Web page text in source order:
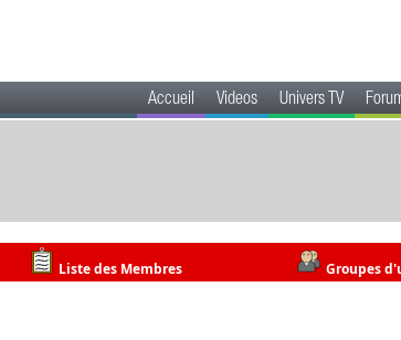
Accueil Videos Univers TV
Liste des Membres Groupes